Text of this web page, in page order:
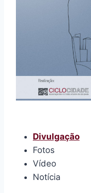
Divulgação
Fotos
Vídeo
Notícia